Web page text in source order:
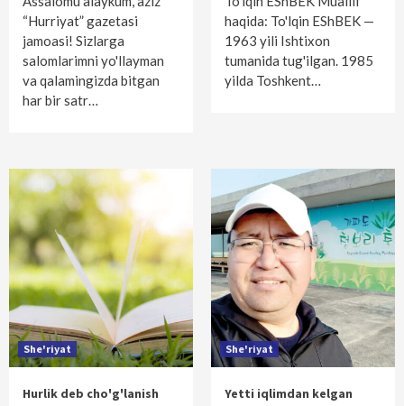
“Hurriyat” gazetasi
jamoasi! Sizlarga
salomlarimni yo'llayman
va qalamingizda bitgan
har bir satr…
haqida: To'lqin EShBEK —
1963 yili Ishtixon
tumanida tug'ilgan. 1985
yilda Toshkent…
She'riyat
Hurlik deb cho'g'lanish
She'riyat
Yetti iqlimdan kelgan